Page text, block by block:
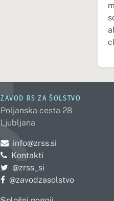
ZAVOD RS ZA ŠOLSTVO
Poljanska cesta 28
Ljubljana
Pošljite e-mail na
info@zrss.si
Kontakti
Pojdite na Twitter:
@zrss_si
Pojdite na Facebook:
@zavodzasolstvo